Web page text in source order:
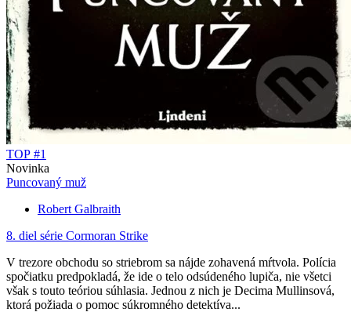
TOP #1
Novinka
Puncovaný muž
Robert Galbraith
8. diel série Cormoran Strike
V trezore obchodu so striebrom sa nájde zohavená mŕtvola. Polícia
spočiatku predpokladá, že ide o telo odsúdeného lupiča, nie všetci
však s touto teóriou súhlasia. Jednou z nich je Decima Mullinsová,
ktorá požiada o pomoc súkromného detektíva...